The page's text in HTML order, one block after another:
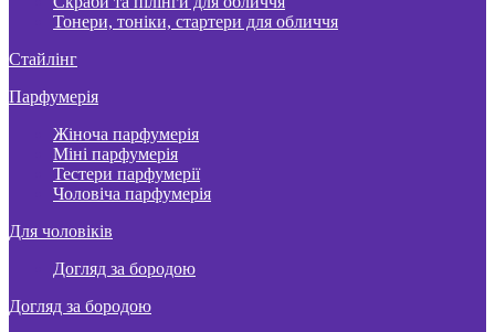
Тонери, тоніки, стартери для обличчя
Стайлінг
Парфумерія
Жіноча парфумерія
Міні парфумерія
Тестери парфумерії
Чоловіча парфумерія
Для чоловіків
Догляд за бородою
Догляд за бородою